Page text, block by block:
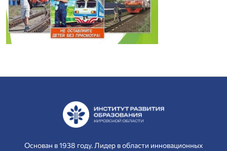
Основан в 1938 году. Лидер в области инновационных